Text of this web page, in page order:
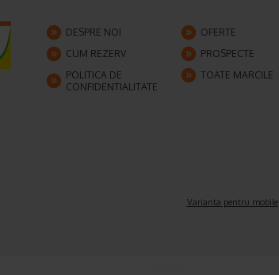
DESPRE NOI OFERTE
CUM REZERV
PROSPECTE
POLITICA DE
CONFIDENTIALITATE
TOATE MARCILE
Varianta pentru mobile